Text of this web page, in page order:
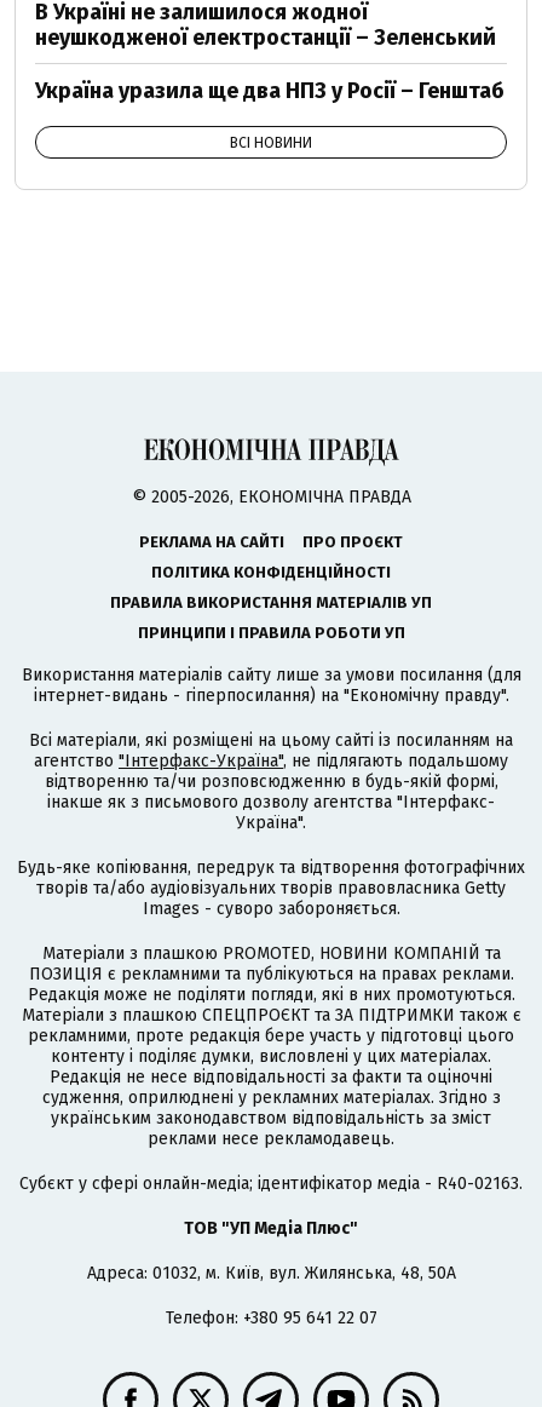
В Україні не залишилося жодної
неушкодженої електростанції – Зеленський
Україна уразила ще два НПЗ у Росії – Генштаб
ВСІ НОВИНИ
© 2005-2026, ЕКОНОМІЧНА ПРАВДА
РЕКЛАМА НА САЙТІ
ПРО ПРОЄКТ
ПОЛІТИКА КОНФІДЕНЦІЙНОСТІ
ПРАВИЛА ВИКОРИСТАННЯ МАТЕРІАЛІВ УП
ПРИНЦИПИ І ПРАВИЛА РОБОТИ УП
Використання матеріалів сайту лише за умови посилання (для
інтернет-видань - гіперпосилання) на "Економічну правду".
Всі матеріали, які розміщені на цьому сайті із посиланням на
агентство "Інтерфакс-Україна", не підлягають подальшому
відтворенню та/чи розповсюдженню в будь-якій формі,
інакше як з письмового дозволу агентства "Інтерфакс-
Україна".
Будь-яке копіювання, передрук та відтворення фотографічних
творів та/або аудіовізуальних творів правовласника Getty
Images - суворо забороняється.
Матеріали з плашкою PROMOTED, НОВИНИ КОМПАНІЙ та
ПОЗИЦІЯ є рекламними та публікуються на правах реклами.
Редакція може не поділяти погляди, які в них промотуються.
Матеріали з плашкою СПЕЦПРОЄКТ та ЗА ПІДТРИМКИ також є
рекламними, проте редакція бере участь у підготовці цього
контенту і поділяє думки, висловлені у цих матеріалах.
Редакція не несе відповідальності за факти та оціночні
судження, оприлюднені у рекламних матеріалах. Згідно з
українським законодавством відповідальність за зміст
реклами несе рекламодавець.
Cубєкт у сфері онлайн-медіа; ідентифікатор медіа - R40-02163.
ТОВ "УП Медіа Плюс"
Адреса: 01032, м. Київ, вул. Жилянська, 48, 50А
Телефон: +380 95 641 22 07